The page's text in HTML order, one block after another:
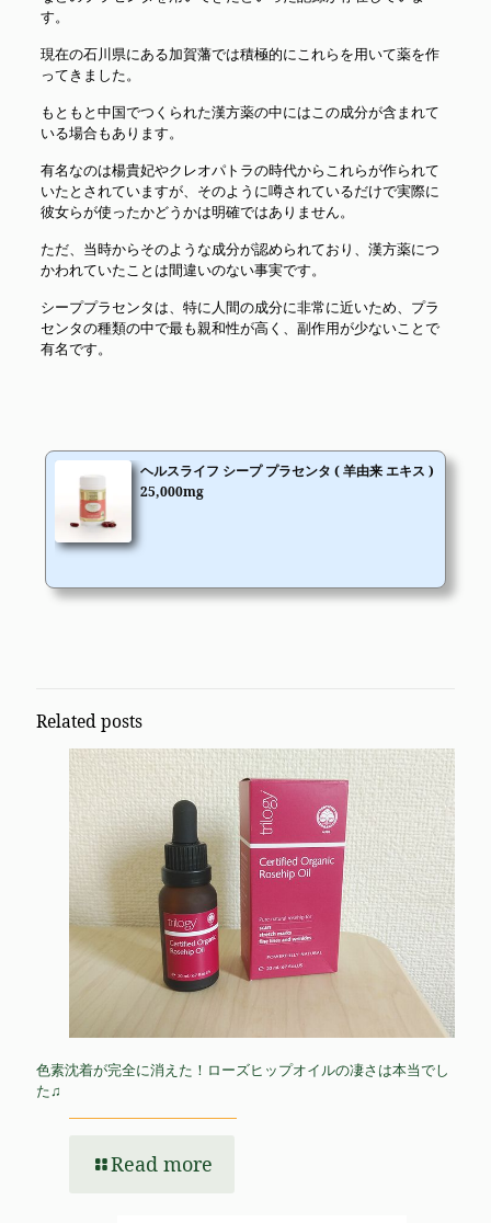
す。
現在の石川県にある加賀藩では積極的にこれらを用いて薬を作
ってきました。
もともと中国でつくられた漢方薬の中にはこの成分が含まれて
いる場合もあります。
有名なのは楊貴妃やクレオパトラの時代からこれらが作られて
いたとされていますが、そのように噂されているだけで実際に
彼女らが使ったかどうかは明確ではありません。
ただ、当時からそのような成分が認められており、漢方薬につ
かわれていたことは間違いのない事実です。
シーププラセンタは、特に人間の成分に非常に近いため、プラ
センタの種類の中で最も親和性が高く、副作用が少ないことで
有名です。
ヘルスライフ シープ プラセンタ ( 羊由来 エキス )
25,000mg
Related posts
色素沈着が完全に消えた！ローズヒップオイルの凄さは本当でし
た♫
Read more